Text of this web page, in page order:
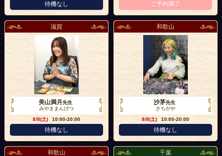
待機なし ご予約満了
滋賀
美山満月先生
みやままんげつ
8/8(土)
10:00-20:00
待機なし
和歌山
沙茅先生
さちがや
8/8(土)
10:00-20:00
待機なし
和歌山 千葉